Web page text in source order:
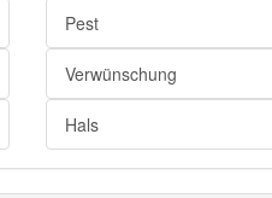
Pest
Verwünschung
Hals